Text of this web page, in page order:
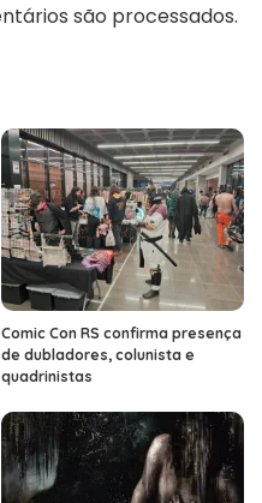
são processados.
Comic Con RS confirma presença
de dubladores, colunista e
quadrinistas